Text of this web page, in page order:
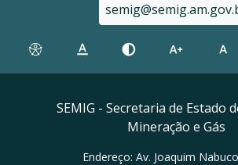
SEMIG - Secretaria de Estado
Mineração e Gás
Endereço: Av. Joaquim